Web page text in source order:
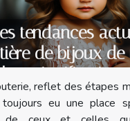
tendances
de bijoux de
signification
reflet des étapes
eu une place